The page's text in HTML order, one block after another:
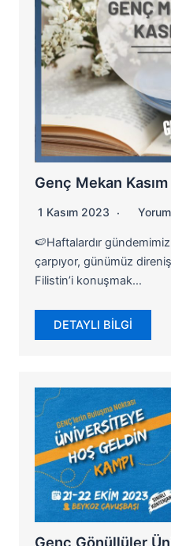
Genç Mekan
1 Kasım 2023
🍉Haftalardır
çarpıyor, günümüz
Filistin’i konuşmak…
DETAYLI BİLGİ
Genç Gönüllüler